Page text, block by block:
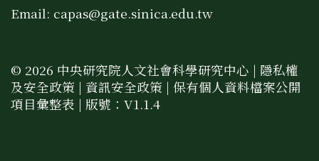
Email: capas@gate.sinica.edu.tw
© 2026 中央研究院人文社會科學研究中心 | 隱私權
及安全政策 | 資訊安全政策 | 保有個人資料檔案公開
項目彙整表 | 版號：V1.1.4